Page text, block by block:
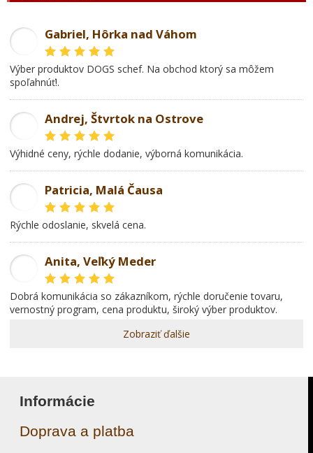
Gabriel, Hôrka nad Váhom
Výber produktov DOGS schef. Na obchod ktorý sa môžem
spoľahnúť!.
Andrej, Štvrtok na Ostrove
Výhidné ceny, rýchle dodanie, výborná komunikácia.
Patricia, Malá Čausa
rýchle odoslanie, skvelá cena.
Anita, Veľký Meder
dobrá komunikácia so zákazníkom, rýchle doručenie tovaru,
vernostný program, cena produktu, široký výber produktov.
Zobraziť ďalšie
Informácie
Doprava a platba